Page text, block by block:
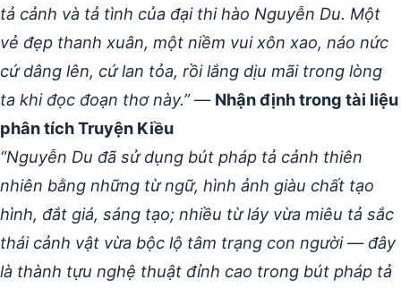
tả cảnh và tả tình của đại thi hào Nguyễn Du. Một
vẻ đẹp thanh xuân, một niềm vui xôn xao, náo nức
cứ dâng lên, cứ lan tỏa, rồi lắng dịu mãi trong lòng
ta khi đọc đoạn thơ này.”— Nhận định trong tài liệu
phân tích Truyện Kiều
“Nguyễn Du đã sử dụng bút pháp tả cảnh thiên
nhiên bằng những từ ngữ, hình ảnh giàu chất tạo
hình, đắt giá, sáng tạo; nhiều từ láy vừa miêu tả sắc
thái cảnh vật vừa bộc lộ tâm trạng con người — đây
là thành tựu nghệ thuật đỉnh cao trong bút pháp tả